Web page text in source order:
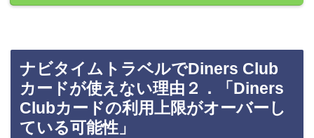
ナビタイムトラベルでDiners Club
カードが使えない理由２．「Diners
Clubカードの利用上限がオーバーし
ている可能性」